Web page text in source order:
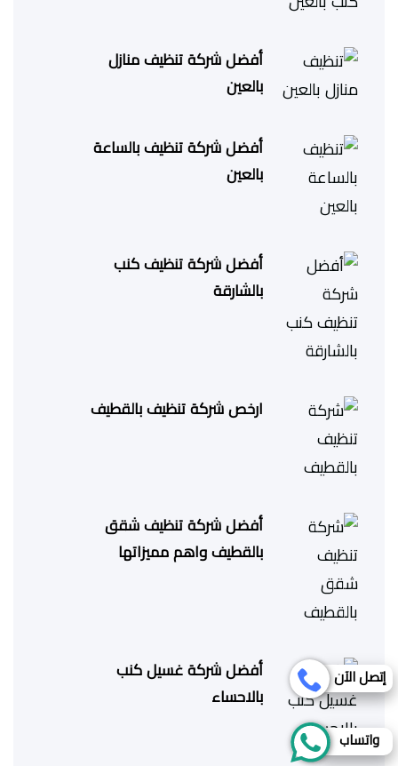
أفضل شركة تنظيف منازل
بالعين
أفضل شركة تنظيف بالساعة
بالعين
أفضل شركة تنظيف كنب
بالشارقة
ارخص شركة تنظيف بالقطيف
أفضل شركة تنظيف شقق
بالقطيف واهم مميزاتها
أفضل شركة غسيل كنب
بالاحساء
إتصل الآن
واتساب